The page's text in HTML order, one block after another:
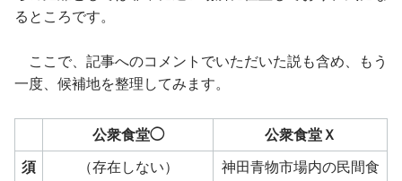
るところです。
ここで、記事へのコメントでいただいた説も含め、もう
一度、候補地を整理してみます。
公衆食堂◯ 公衆食堂Ｘ
須
（存在しない）
神田青物市場内の民間食